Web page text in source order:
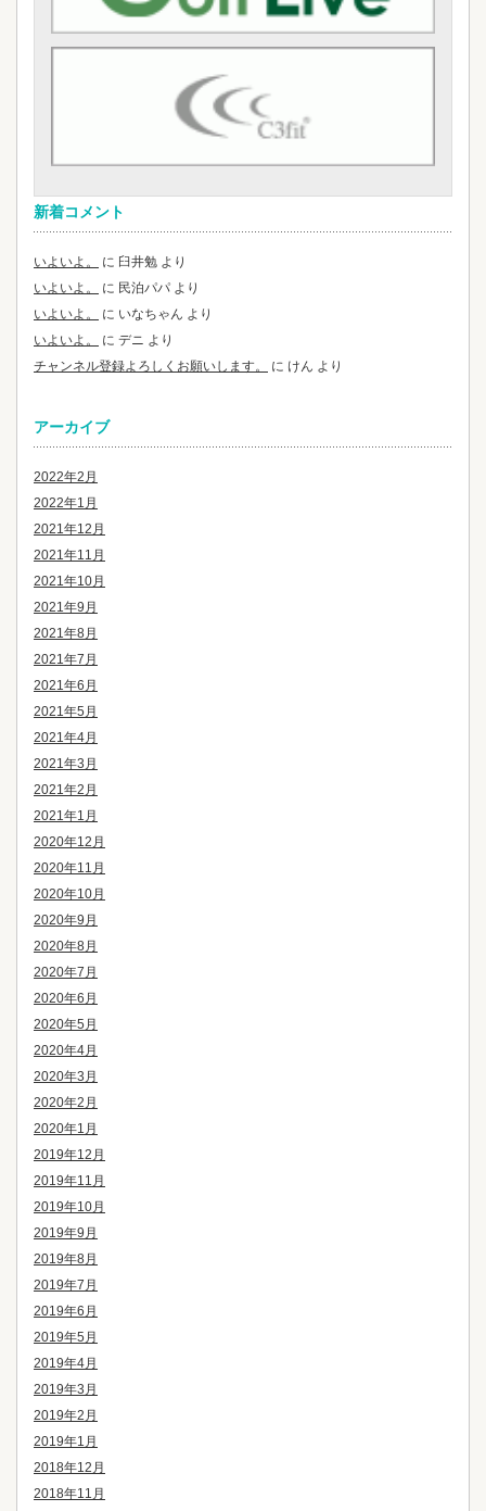
新着コメント
いよいよ。 に 臼井勉 より
いよいよ。
に 民泊パパ より
いよいよ。
に いなちゃん より
いよいよ。
に デニ より
チャンネル登録よろしくお願いします。
に けん より
アーカイブ
2022年2月
2022年1月
2021年12月
2021年11月
2021年10月
2021年9月
2021年8月
2021年7月
2021年6月
2021年5月
2021年4月
2021年3月
2021年2月
2021年1月
2020年12月
2020年11月
2020年10月
2020年9月
2020年8月
2020年7月
2020年6月
2020年5月
2020年4月
2020年3月
2020年2月
2020年1月
2019年12月
2019年11月
2019年10月
2019年9月
2019年8月
2019年7月
2019年6月
2019年5月
2019年4月
2019年3月
2019年2月
2019年1月
2018年12月
2018年11月